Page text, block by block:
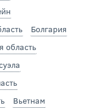
Болгария
область
Вьетнам